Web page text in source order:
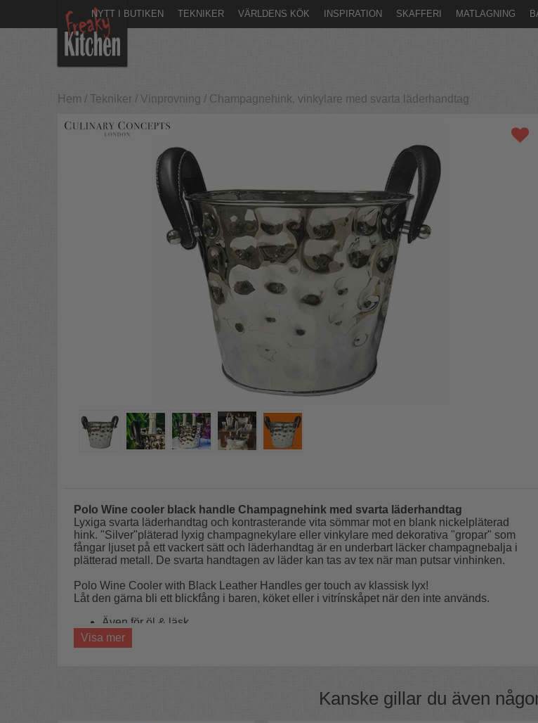
NYTT I BUTIKEN TEKNIKER VÄRLDENS KÖK INSPIRATION SKAFFERI MATLAGNING
Hem / Tekniker / Vinprovning / Champagnehink, vinkylare med svarta läderhandtag
Polo Wine cooler black handle Champagnehink med svarta läderhandtag
Lyxiga svarta läderhandtag och kontrasterande vita sömmar mot en blank nickelpläterad
hink. "Silver"pläterad lyxig champagnekylare eller vinkylare med dekorativa "gropar" som
fångar ljuset på ett vackert sätt och läderhandtag är en underbart läcker champagnebalja i
plätterad metall. De svarta handtagen av läder kan tas av tex när man putsar vinhinken.
Polo Wine Cooler with Black Leather Handles ger touch av klassisk lyx!
Låt den gärna bli ett blickfång i baren, köket eller i vitrínskåpet när den inte används.
Även för öl & läsk
Lyxig med handtag i läder
För 1-2 flaskor
När den inte är fylld av is, vatten och flaskor funkar den perfekt för blommor, frukt eller något
Visa mer
Kanske gillar du även